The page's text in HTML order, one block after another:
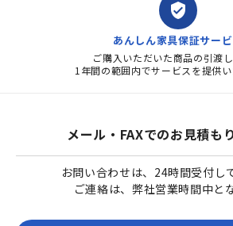
verified_user
あんしん家具保証サー
ご購入いただいた商品の引渡
1年間の範囲内でサービスを提供い
メール・FAXでのお見積も
お問い合わせは、24時間受付し
ご連絡は、弊社営業時間中と